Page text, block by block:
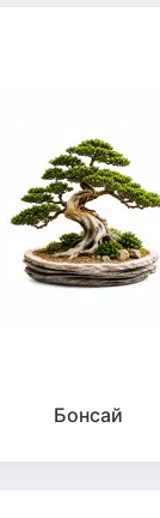
Бонсай